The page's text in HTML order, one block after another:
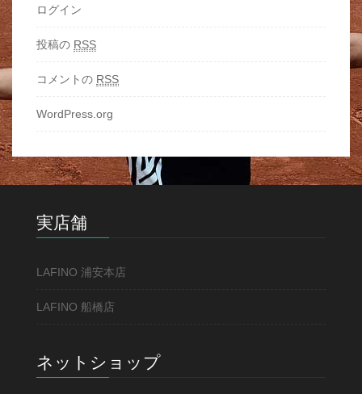
ログイン
投稿の RSS
コメントの RSS
WordPress.org
実店舗
LAFINO 浦安本店
LAFINO 船橋店
ネットショップ